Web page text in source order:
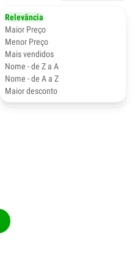
Relevância
Maior Preço
Menor Preço
Mais vendidos
Nome - de Z a A
Nome - de A a Z
Maior desconto
Lampada Base Plástica 12V 2
Polos - Ambar
R$ 6,39